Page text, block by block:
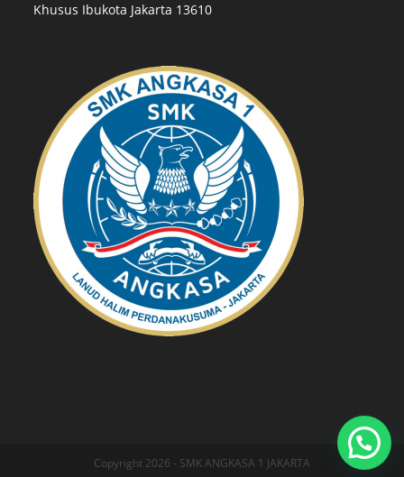
Khusus Ibukota Jakarta 13610
Copyright 2026 - SMK ANGKASA 1 JAKARTA